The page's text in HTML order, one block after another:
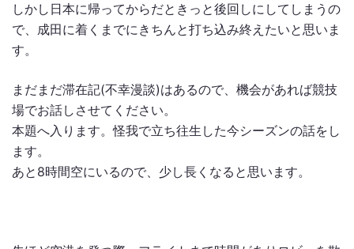
しかし日本に帰ってからだときっと後回しにしてしまうの
で、成田に着くまでにきちんと打ち込み終えたいと思いま
す。
まだまだ滞在記(不幸漫談)はあるので、機会があれば競技
場でお話しさせてください。
本題へ入ります。怪我で立ち往生した今シーズンの話をし
ます。
あと8時間空にいるので、少し長くなると思います。